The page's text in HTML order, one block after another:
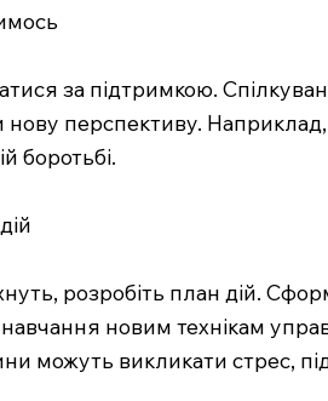
за підтримкою.
нову перспективу.
боротьбі.
розробіть план дій.
новим технікам
можуть викликати стрес,